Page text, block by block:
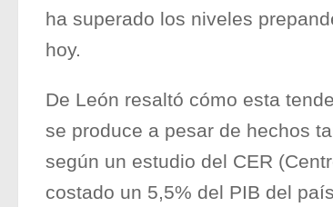
ha superado los niveles
hoy.
De León resaltó cómo esta
se produce a pesar de hechos
según un estudio del CER
costado un 5,5% del PIB del